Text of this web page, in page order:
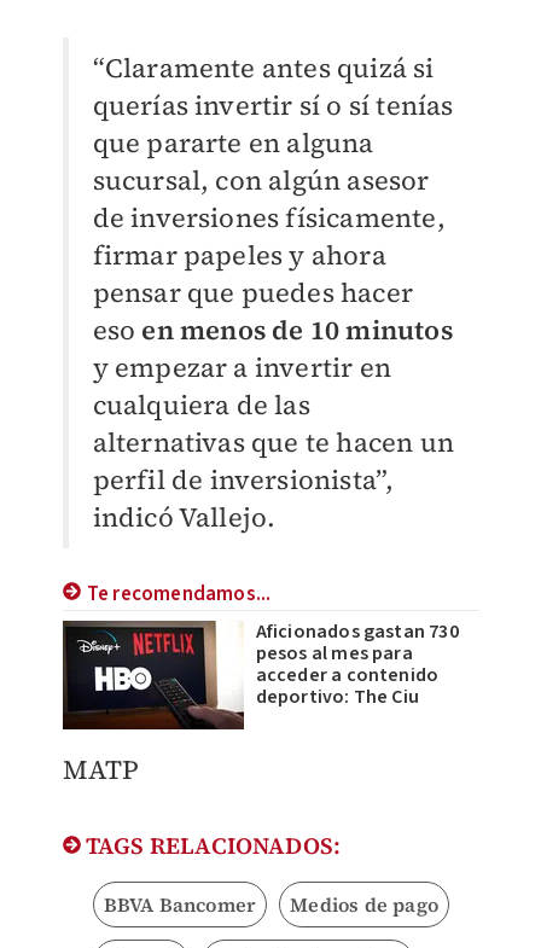
“Claramente antes quizá si
querías invertir sí o sí tenías
que pararte en alguna
sucursal, con algún asesor
de inversiones físicamente,
firmar papeles y ahora
pensar que puedes hacer
eso en menos de 10 minutos
y empezar a invertir en
cualquiera de las
alternativas que te hacen un
perfil de inversionista”,
indicó Vallejo.
Te recomendamos...
Aficionados gastan 730
pesos al mes para
acceder a contenido
deportivo: The Ciu
MATP
TAGS RELACIONADOS:
BBVA Bancomer Medios de pago